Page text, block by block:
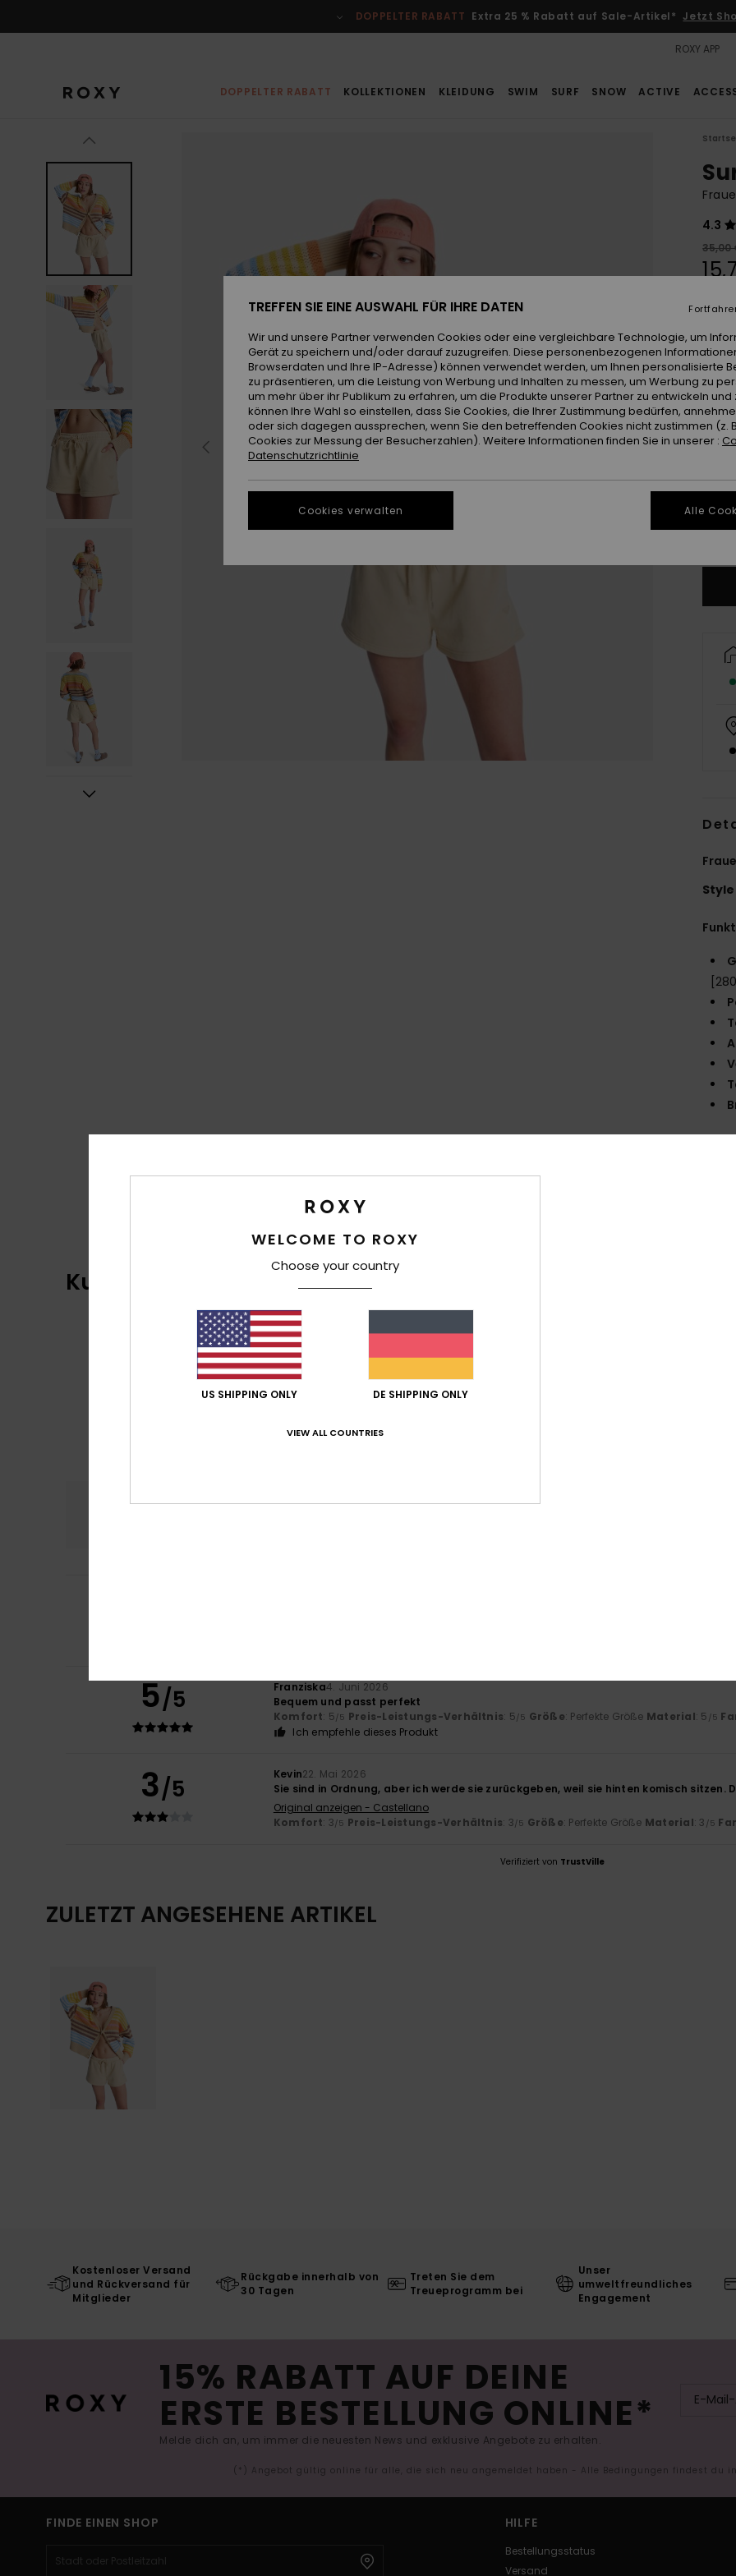
DOPPELTER RABATT Extra 25 % Rabatt auf Sale-Artikel* Jetzt
ROXY APP
DOPPELTER RABATT KOLLEKTIONEN KLEIDUNG SWIM SURF SNOW ACTIVE
4.3
35,00
Farbe
Style
Kundenbewertungen
Komfort
Preis-Leistungs-Verhältnis
5/5 Franziska4. Juni 2026
Bequem und passt perfekt
Komfort: 5/5 Preis-Leistungs-Verhältnis: 5/5 Größe: Perfekte Größe Material: 5 /5
Ich empfehle dieses Produkt
3/5 Kevin22. Mai 2026
Sie sind in Ordnung, aber ich werde sie zurückgeben, weil sie hinten komisch sitzen.
Original anzeigen - Castellano
Komfort: 3/5 Preis-Leistungs-Verhältnis: 3/5 Größe: Perfekte Größe Material: 3 /5
Verifiziert von TrustVille
ZULETZT ANGESEHENE ARTIKEL
Kostenloser Versand
und Rückversand für
Mitglieder
Rückgabe innerhalb von
30 Tagen
Treten Sie dem
Treueprogramm bei
Unser
umweltfreundliches
Engagement
15% RABATT AUF DEINE
ERSTE BESTELLUNG ONLINE*
Melde dich an, um immer die neuesten News und exklusive Angebote zu erhalten.
(*) Angebot gültig online für alle, die sich neu angemeldet haben - Alle Bedingungen findest du
FINDE EINEN SHOP HILFE
Bestellungsstatus
Versand
WELCOME TO ROXY
Choose your country
US SHIPPING ONLY DE SHIPPING ONLY
VIEW ALL COUNTRIES
TREFFEN SIE EINE AUSWAHL FÜR IHRE DATEN
Wir und unsere Partner verwenden Cookies oder eine vergleichbare Technologie, um
Gerät zu speichern und/oder darauf zuzugreifen. Diese personenbezogenen
Browserdaten und Ihre IP-Adresse) können verwendet werden, um Ihnen personalisierte
zu präsentieren, um die Leistung von Werbung und Inhalten zu messen, um Werbung zu
um mehr über ihr Publikum zu erfahren, um die Produkte unserer Partner zu entwickeln und
können Ihre Wahl so einstellen, dass Sie Cookies, die Ihrer Zustimmung bedürfen,
oder sich dagegen aussprechen, wenn Sie den betreffenden Cookies nicht zustimmen (z.
Cookies zur Messung der Besucherzahlen). Weitere Informationen finden Sie in unserer :
Datenschutzrichtlinie
Cookies verwalten Alle